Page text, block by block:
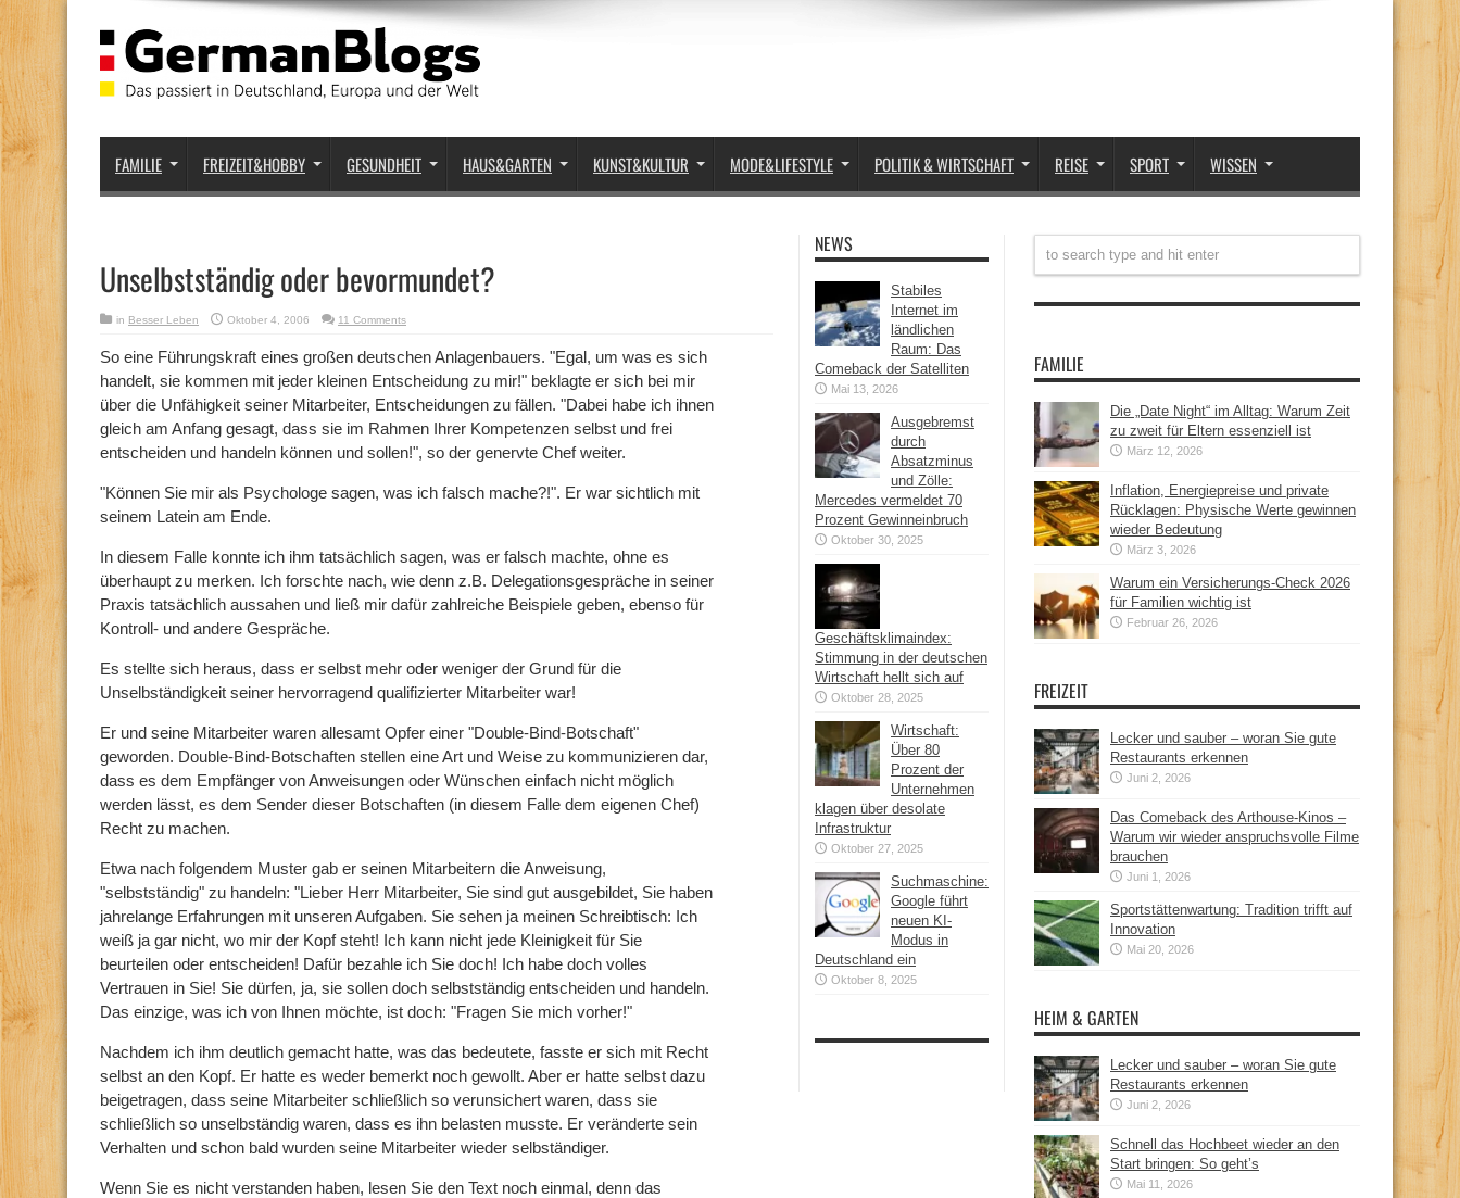
FAMILIE FREIZEIT&HOBBY GESUNDHEIT HAUS&GARTEN KUNST&KULTUR MODE&LIFESTYLE POLITIK & WIRTSCHAFT REISE SPORT WISSEN
Unselbstständig oder bevormundet?
in Besser Leben Oktober 4, 2006 11 Comments
So eine Führungskraft eines großen deutschen Anlagenbauers. "Egal, um was es sich
handelt, sie kommen mit jeder kleinen Entscheidung zu mir!" beklagte er sich bei mir
über die Unfähigkeit seiner Mitarbeiter, Entscheidungen zu fällen. "Dabei habe ich ihnen
gleich am Anfang gesagt, dass sie im Rahmen Ihrer Kompetenzen selbst und frei
entscheiden und handeln können und sollen!", so der genervte Chef weiter.
"Können Sie mir als Psychologe sagen, was ich falsch mache?!". Er war sichtlich mit
seinem Latein am Ende.
In diesem Falle konnte ich ihm tatsächlich sagen, was er falsch machte, ohne es
überhaupt zu merken. Ich forschte nach, wie denn z.B. Delegationsgespräche in seiner
Praxis tatsächlich aussahen und ließ mir dafür zahlreiche Beispiele geben, ebenso für
Kontroll- und andere Gespräche.
Es stellte sich heraus, dass er selbst mehr oder weniger der Grund für die
Unselbständigkeit seiner hervorragend qualifizierter Mitarbeiter war!
Er und seine Mitarbeiter waren allesamt Opfer einer "Double-Bind-Botschaft"
geworden. Double-Bind-Botschaften stellen eine Art und Weise zu kommunizieren dar,
dass es dem Empfänger von Anweisungen oder Wünschen einfach nicht möglich
werden lässt, es dem Sender dieser Botschaften (in diesem Falle dem eigenen Chef)
Recht zu machen.
Etwa nach folgendem Muster gab er seinen Mitarbeitern die Anweisung,
"selbstständig" zu handeln: "Lieber Herr Mitarbeiter, Sie sind gut ausgebildet, Sie haben
jahrelange Erfahrungen mit unseren Aufgaben. Sie sehen ja meinen Schreibtisch: Ich
weiß ja gar nicht, wo mir der Kopf steht! Ich kann nicht jede Kleinigkeit für Sie
beurteilen oder entscheiden! Dafür bezahle ich Sie doch! Ich habe doch volles
Vertrauen in Sie! Sie dürfen, ja, sie sollen doch selbstständig entscheiden und handeln.
Das einzige, was ich von Ihnen möchte, ist doch: "Fragen Sie mich vorher!"
Nachdem ich ihm deutlich gemacht hatte, was das bedeutete, fasste er sich mit Recht
selbst an den Kopf. Er hatte es weder bemerkt noch gewollt. Aber er hatte selbst dazu
beigetragen, dass seine Mitarbeiter schließlich so verunsichert waren, dass sie
schließlich so unselbständig waren, dass es ihn belasten musste. Er veränderte sein
Verhalten und schon bald wurden seine Mitarbeiter wieder selbständiger.
Wenn Sie es nicht verstanden haben, lesen Sie den Text noch einmal, denn das
NEWS
Stabiles
Internet im
ländlichen
Raum: Das
Comeback der Satelliten
Mai 13, 2026
Ausgebremst
durch
Absatzminus
und Zölle:
Mercedes vermeldet 70
Prozent Gewinneinbruch
Oktober 30, 2025
Geschäftsklimaindex:
Stimmung in der deutschen
Wirtschaft hellt sich auf
Oktober 28, 2025
Wirtschaft:
Über 80
Prozent der
Unternehmen
klagen über desolate
Infrastruktur
Oktober 27, 2025
Suchmaschine:
Google führt
neuen KI-
Modus in
Deutschland ein
Oktober 8, 2025
FAMILIE
Die „Date Night“ im Alltag: Warum Zeit
zu zweit für Eltern essenziell ist
März 12, 2026
Inflation, Energiepreise und private
Rücklagen: Physische Werte gewinnen
wieder Bedeutung
März 3, 2026
Warum ein Versicherungs-Check 2026
für Familien wichtig ist
Februar 26, 2026
FREIZEIT
Lecker und sauber – woran Sie gute
Restaurants erkennen
Juni 2, 2026
Das Comeback des Arthouse-Kinos –
Warum wir wieder anspruchsvolle Filme
brauchen
Juni 1, 2026
Sportstättenwartung: Tradition trifft auf
Innovation
Mai 20, 2026
HEIM & GARTEN
Lecker und sauber – woran Sie gute
Restaurants erkennen
Juni 2, 2026
Schnell das Hochbeet wieder an den
Start bringen: So geht’s
Mai 11, 2026